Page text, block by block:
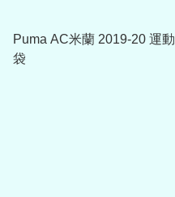
Puma AC米蘭 2019-20 運動
袋